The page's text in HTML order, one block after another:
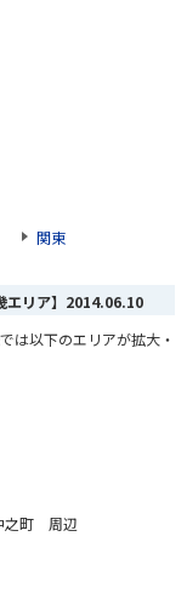
関東
リア】 2014.06.10
は以下のエリアが拡大・
之町 周辺